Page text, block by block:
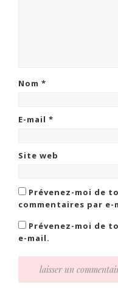
Nom *
E-mail *
Site web
Prévenez-moi de
commentaires par e-
Prévenez-moi de
e-mail.